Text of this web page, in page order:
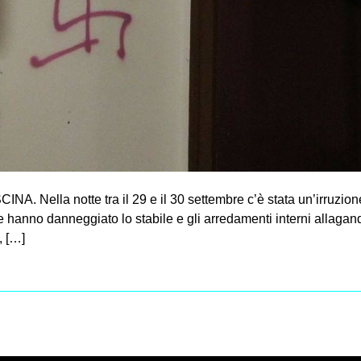
Nella notte tra il 29 e il 30 settembre c’è stata
hanno danneggiato lo stabile e gli arredamenti interni
[…]